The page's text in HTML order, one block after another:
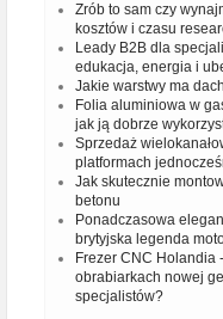
Zrób to sam czy
kosztów i czasu
Leady B2B dla
edukacja, energia i
Jakie warstwy ma
Folia aluminiowa w
jak ją dobrze
Sprzedaż
platformach
Jak skutecznie
betonu
Ponadczasowa
brytyjska legenda
Frezer CNC Holandia
obrabiarkach nowej
specjalistów?